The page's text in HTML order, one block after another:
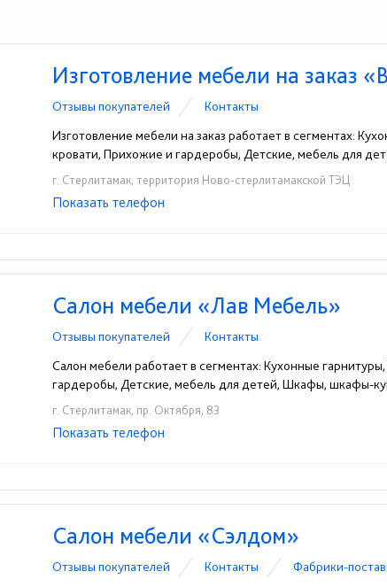
Изготовление мебели на заказ
Отзывы покупателей
Контакты
Изготовление мебели на заказ работает в сегментах:
кровати, Прихожие и гардеробы, Детские, мебель для
г. Стерлитамак, территория Ново-стерлитамакской ТЭЦ
☎+7 (987) 581-69-77
Показать телефон
Салон мебели «Лав Мебель»
Отзывы покупателей
Контакты
Салон мебели работает в сегментах: Кухонные
гардеробы, Детские, мебель для детей, Шкафы, шкафы-
г. Стерлитамак, пр. Октября, 83
☎+7 (937) 844-84-74
Показать телефон
Салон мебели «Сэлдом»
Отзывы покупателей Контакты
Фабрики-